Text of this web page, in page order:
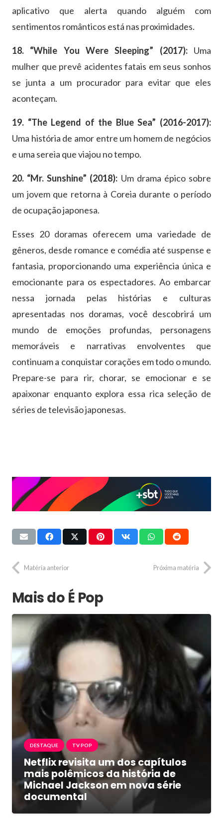
aplicativo que alerta quando alguém com
sentimentos românticos está nas proximidades.
18. “While You Were Sleeping” (2017):Uma
mulher que prevê acidentes fatais em seus sonhos
se junta a um procurador para evitar que eles
aconteçam.
19. “The Legend of the Blue Sea” (2016-2017):
Uma história de amor entre um homem de negócios
e uma sereia que viajou no tempo.
20. “Mr. Sunshine” (2018): Um drama épico sobre
um jovem que retorna à Coreia durante o período
de ocupação japonesa.
Esses 20 doramas oferecem uma variedade de
gêneros, desde romance e comédia até suspense e
fantasia, proporcionando uma experiência única e
emocionante para os espectadores. Ao embarcar
nessa jornada pelas histórias e culturas
apresentadas nos doramas, você descobrirá um
mundo de emoções profundas, personagens
memoráveis e narrativas envolventes que
continuam a conquistar corações em todo o mundo.
Prepare-se para rir, chorar, se emocionar e se
apaixonar enquanto explora essa rica seleção de
séries de televisão japonesas.
Matéria anterior Próxima matéria
Mais do É Pop
DESTAQUE TV POP
Netflix revisita um dos capítulos
mais polêmicos da história de
Michael Jackson em nova série
documental